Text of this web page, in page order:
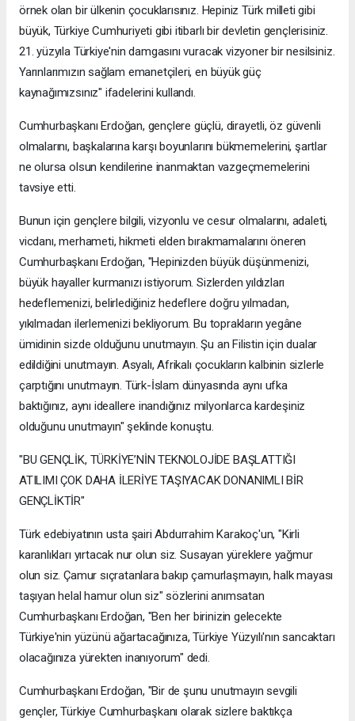
örnek olan bir ülkenin çocuklarısınız. Hepiniz Türk milleti gibi
büyük, Türkiye Cumhuriyeti gibi itibarlı bir devletin gençlerisiniz.
21. yüzyıla Türkiye'nin damgasını vuracak vizyoner bir nesilsiniz.
Yarınlarımızın sağlam emanetçileri, en büyük güç
kaynağımızsınız" ifadelerini kullandı.
Cumhurbaşkanı Erdoğan, gençlere güçlü, dirayetli, öz güvenli
olmalarını, başkalarına karşı boyunlarını bükmemelerini, şartlar
ne olursa olsun kendilerine inanmaktan vazgeçmemelerini
tavsiye etti.
Bunun için gençlere bilgili, vizyonlu ve cesur olmalarını, adaleti,
vicdanı, merhameti, hikmeti elden bırakmamalarını öneren
Cumhurbaşkanı Erdoğan, "Hepinizden büyük düşünmenizi,
büyük hayaller kurmanızı istiyorum. Sizlerden yıldızları
hedeflemenizi, belirlediğiniz hedeflere doğru yılmadan,
yıkılmadan ilerlemenizi bekliyorum. Bu toprakların yegâne
ümidinin sizde olduğunu unutmayın. Şu an Filistin için dualar
edildiğini unutmayın. Asyalı, Afrikalı çocukların kalbinin sizlerle
çarptığını unutmayın. Türk-İslam dünyasında aynı ufka
baktığınız, aynı ideallere inandığınız milyonlarca kardeşiniz
olduğunu unutmayın" şeklinde konuştu.
"BU GENÇLİK, TÜRKİYE’NİN TEKNOLOJİDE BAŞLATTIĞI
ATILIMI ÇOK DAHA İLERİYE TAŞIYACAK DONANIMLI BİR
GENÇLİKTİR"
Türk edebiyatının usta şairi Abdurrahim Karakoç'un, "Kirli
karanlıkları yırtacak nur olun siz. Susayan yüreklere yağmur
olun siz. Çamur sıçratanlara bakıp çamurlaşmayın, halk mayası
taşıyan helal hamur olun siz" sözlerini anımsatan
Cumhurbaşkanı Erdoğan, "Ben her birinizin gelecekte
Türkiye'nin yüzünü ağartacağınıza, Türkiye Yüzyılı'nın sancaktarı
olacağınıza yürekten inanıyorum" dedi.
Cumhurbaşkanı Erdoğan, "Bir de şunu unutmayın sevgili
gençler, Türkiye Cumhurbaşkanı olarak sizlere baktıkça